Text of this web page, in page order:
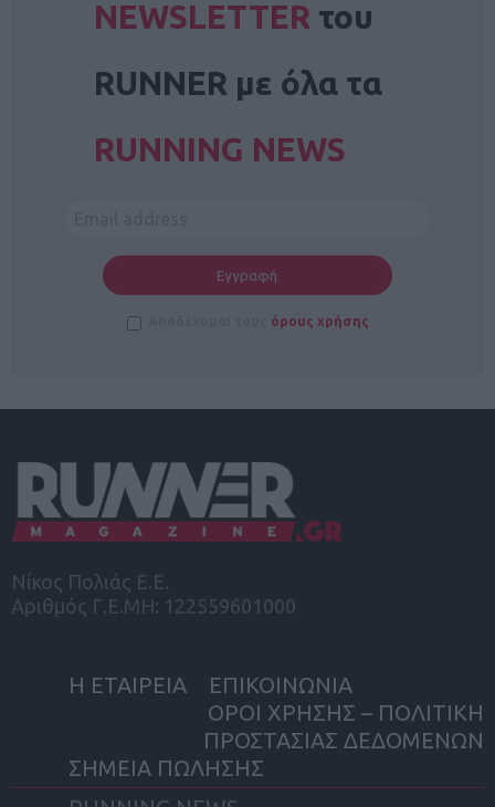
NEWSLETTER του
RUNNER με όλα τα
RUNNING NEWS
όρους χρήσης
Νίκος Πολιάς Ε.Ε.
Αριθμός Γ.Ε.ΜΗ: 122559601000
Η ΕΤΑΙΡΕΙΑ
ΕΠΙΚΟΙΝΩΝΙΑ
ΟΡΟΙ ΧΡΗΣΗΣ – ΠΟΛΙΤΙΚΗ
ΠΡΟΣΤΑΣΙΑΣ ΔΕΔΟΜΕΝΩΝ
ΣΗΜΕΙΑ ΠΩΛΗΣΗΣ